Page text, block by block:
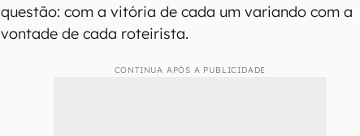
questão: com a vitória de cada um variando com a
vontade de cada roteirista.
CONTINUA APÓS A PUBLICIDADE